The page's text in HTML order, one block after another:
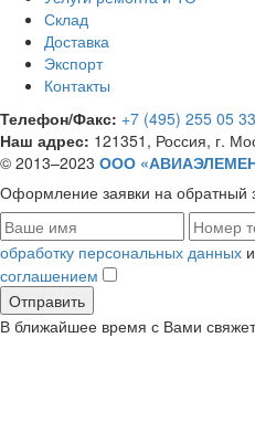
Склад
Доставка
Экспорт
Контакты
Телефон/Факс: +7 (495) 255 05 33
Наш адрес: 121351, Россия, г.
© 2013–2023 ООО
Оформление заявки на обратный
обработку персональных данных
соглашением
В ближайшее время с Вами